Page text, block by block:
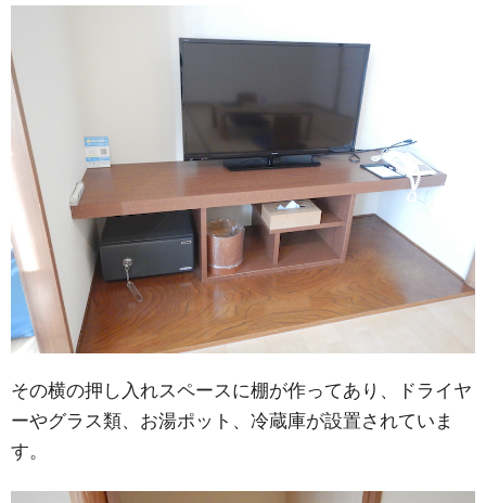
その横の押し入れスペースに棚が作ってあり、ドライヤ
ーやグラス類、お湯ポット、冷蔵庫が設置されていま
す。